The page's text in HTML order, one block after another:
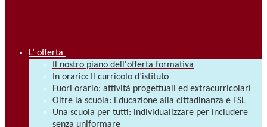
L’ offerta
Il nostro piano dell'offerta formativa
In orario: Il curricolo d’istituto
Fuori orario: attività progettuali ed extracurricolari
Oltre la scuola: Educazione alla cittadinanza e FSL
Una scuola per tutti: individualizzare per includere
senza uniformare